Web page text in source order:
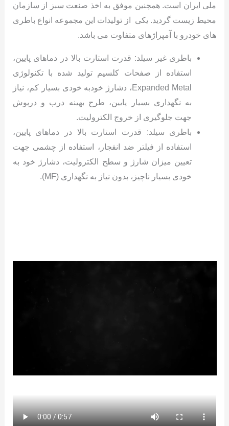
ملی ایران است. همچنين موفق به اخذ صنعت سبز از سازمان
محیط زیست گردید. یکی از تولیدات این مجموعه انواع باطری
های خودرو با آمپراژهای متفاوت می باشد.
باطری غیر سیلد: قدرت استارت بالا در دماهای پایین،
استفاده از صفحات کلسیم تولید شده با تکنولوژی
Expanded Metal، دشارژ خودبه خودی بسیار کم، نیاز
به نگهداری بسیار پایین، طرح بهینه درب و درپوش
جهت جلوگیری از خروج الکترولیت.
باطری سیلد: قدرت استارت بالا در دماهای پایین،
استفاده از فیلتر ضد انفجار، استفاده از چشمی جهت
تعیین میزان شارژ و سطح الکترولیت، دشارژ خود به
خودی بسیار ناچیز، بدون نیاز به نگهداری (MF).